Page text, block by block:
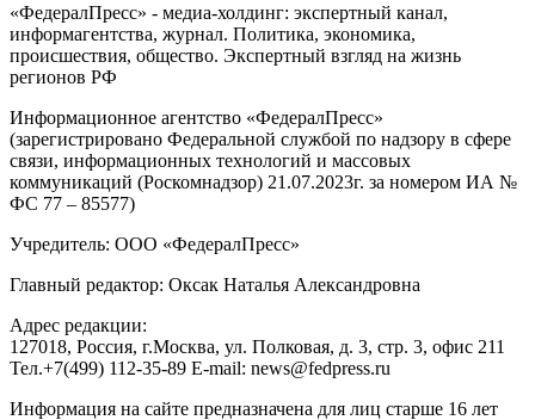
«ФедералПресс» - медиа-холдинг: экспертный канал,
информагентства, журнал. Политика, экономика,
происшествия, общество. Экспертный взгляд на жизнь
регионов РФ
Информационное агентство «ФедералПресс»
(зарегистрировано Федеральной службой по надзору в сфере
связи, информационных технологий и массовых
коммуникаций (Роскомнадзор) 21.07.2023г. за номером ИА №
ФС 77 – 85577)
Учредитель: ООО «ФедералПресс»
Главный редактор: Оксак Наталья Александровна
Адрес редакции:
127018, Россия, г.Москва, ул. Полковая, д. 3, стр. 3, офис 211
Тел.+7(499) 112-35-89 E-mail: news@fedpress.ru
Информация на сайте предназначена для лиц старше 16 лет